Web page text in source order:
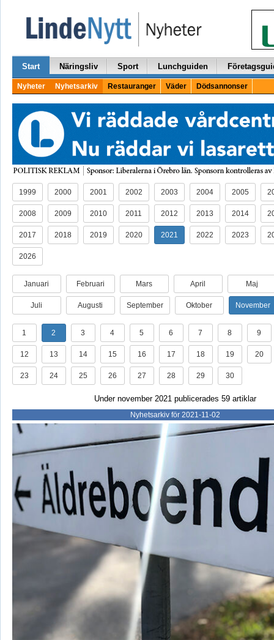
Start Näringsliv Sport Lunchguiden
Nyheter Nyhetsarkiv Restauranger Väder Dödsannonser
1999 2000 2001 2002 2003 2004 2005
2008 2009 2010 2011 2012 2013 2014
2017 2018 2019 2020 2021 2022 2023
2026
Januari Februari Mars April Maj
Juli Augusti September Oktober November
1 2 3 4 5 6 7 8 9
12 13 14 15 16 17 18 19 20
23 24 25 26 27 28 29 30
Under november 2021 publicerades 59 artiklar
Nyhetsarkiv för 2021-11-02